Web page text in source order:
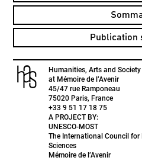
Publication
Humanities, Arts and Society
at Mémoire de l’Avenir
45/47 rue Ramponeau
75020 Paris, France
+33 9 51 17 18 75
A PROJECT BY:
UNESCO-MOST
The International Council
Sciences
Mémoire de l’Avenir